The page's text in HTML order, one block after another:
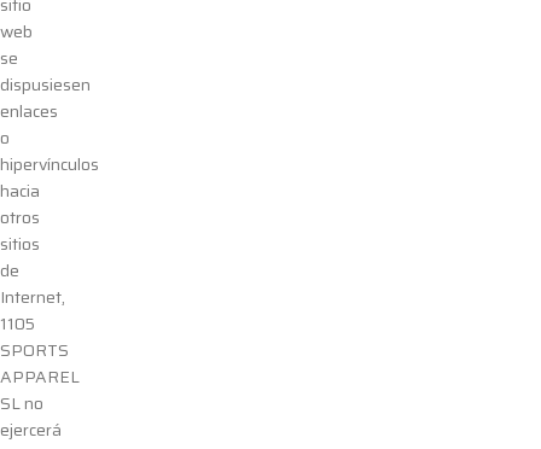
web
se
dispusiesen
enlaces
o
hipervínculos
hacia
otros
sitios
de
Internet,
1105
SPORTS
APPAREL
SLno
ejercerá